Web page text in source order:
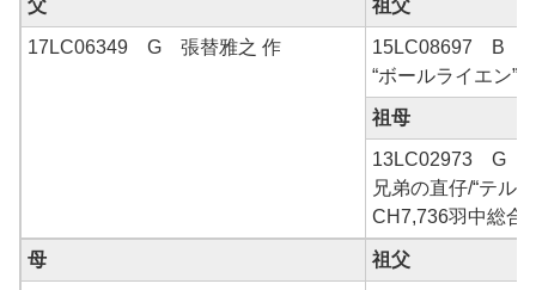
父 祖父
17LC06349 G 張替雅之 作
15LC08697 B
“ボールライエン”
祖母
13LC02973 G
兄弟の直仔/“テル
CH7,736羽中総合
母 祖父